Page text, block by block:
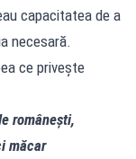
capacitatea de a
necesară.
ce privește
românești,
măcar